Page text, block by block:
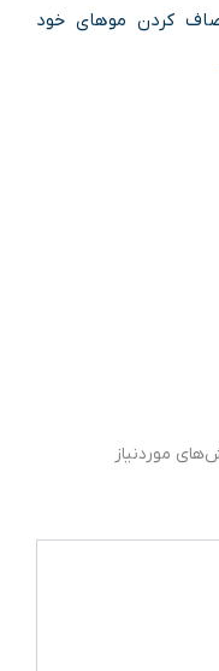
کردن موهای خود
موردنیاز